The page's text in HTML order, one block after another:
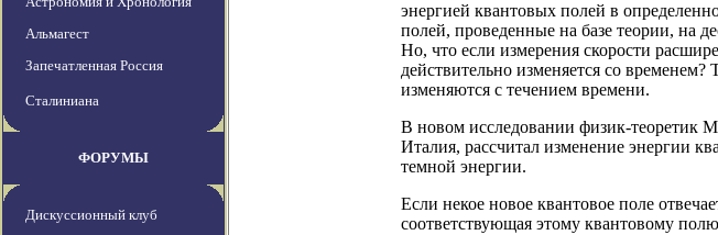
Альмагест
Запечатленная Россия
Сталиниана
ФОРУМЫ
Дискуссионный клуб
энергией квантовых полей в
полей, проведенные на базе теории, на
Но, что если измерения скорости
действительно изменяется со
изменяются с течением времени.
В новом исследовании физик-теоретик
Италия, рассчитал изменение энергии
темной энергии.
Если некое новое квантовое поле
соответствующая этому квантовому